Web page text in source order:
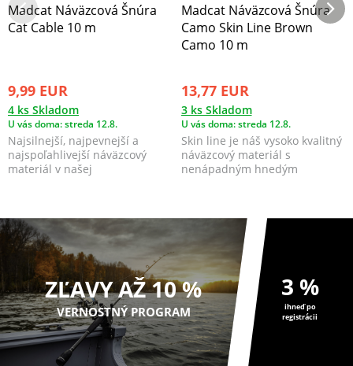
Madcat Náväzcová Šnúra
Cat Cable 10 m
9,99 EUR
4 ks Skladom
U vás doma: streda 12.8.
Najsilnejší, najpevnejší a
najspoľahlivejší náväzcový
materiál v našej
Madcat Náväzcová Šnúra
Camo Skin Line Brown
Camo 10 m
13,77 EUR
3 ks Skladom
U vás doma: streda 12.8.
Skin line je náš vysoko kvalitný
náväzcový materiál s
nenápadným hnedým
ZĽAVY AŽ 10 %
VERNOSTNÝ PROGRAM
3 %
ihneď po
registrácii